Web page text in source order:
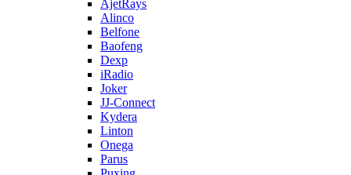
AjetRays
Alinco
Belfone
Baofeng
Dexp
iRadio
Joker
JJ-Connect
Kydera
Linton
Onega
Parus